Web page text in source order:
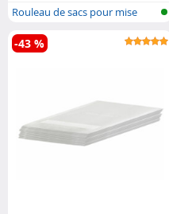
Rouleau de sacs pour mise
sous vide
-43 %